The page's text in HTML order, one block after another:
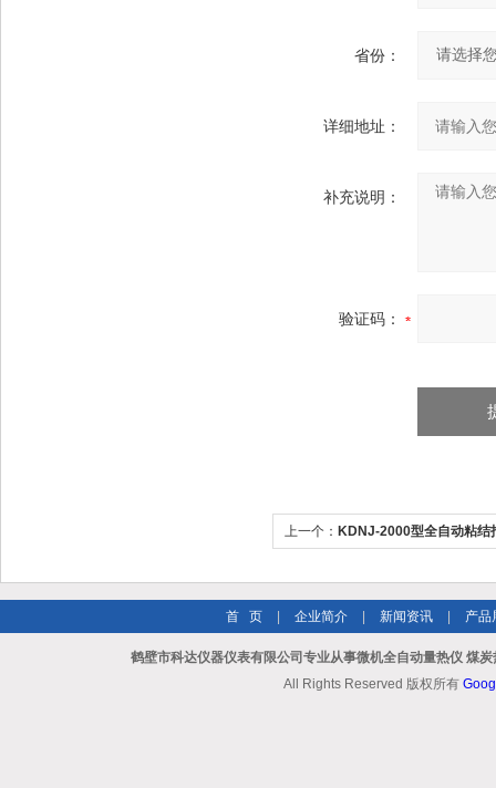
省份：
详细地址：
补充说明：
验证码：
上一个： KDNJ-2000型全自动粘结
首 页 企业简介 新闻资讯 产品
鹤壁市科达仪器仪表有限公司专业从事微机全自动量热仪 煤
All Rights Reserved 版权所有